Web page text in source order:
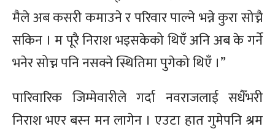
मैले अब कसरी कमाउने र परिवार पाल्ने भन्ने कुरा सोच्नै
सकिन । म पूरै निराश भइसकेको थिएँ अनि अब के गर्ने
भनेर सोच्न पनि नसक्ने स्थितिमा पुगेको थिएँ ।”
पारिवारिक जिम्मेवारीले गर्दा नवराजलाई सधैँभरी
निराश भएर बस्न मन लागेन । एउटा हात गुमेपनि श्रम